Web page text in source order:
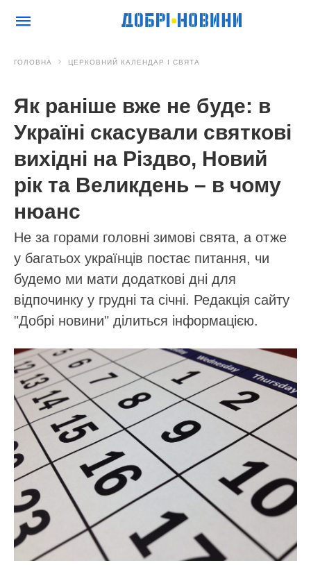
ГОЛОВНА ЦЕРКОВНИЙ КАЛЕНДАР І СВЯТА
Як раніше вже не буде: в
Україні скасували святкові
вихідні на Різдво, Новий
рік та Великдень – в чому
нюанс
Не за горами головні зимові свята, а отже
у багатьох українців постає питання, чи
будемо ми мати додаткові дні для
відпочинку у грудні та січні. Редакція сайту
"Добрі новини" ділиться інформацією.